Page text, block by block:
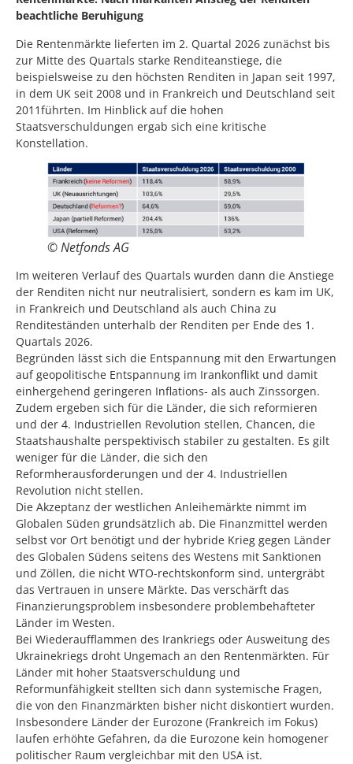
beachtliche Beruhigung
Die Rentenmärkte lieferten im 2. Quartal 2026 zunächst bis
zur Mitte des Quartals starke Renditeanstiege, die
beispielsweise zu den höchsten Renditen in Japan seit 1997,
in dem UK seit 2008 und in Frankreich und Deutschland seit
2011führten. Im Hinblick auf die hohen
Staatsverschuldungen ergab sich eine kritische
Konstellation.
© Netfonds AG
Im weiteren Verlauf des Quartals wurden dann die Anstiege
der Renditen nicht nur neutralisiert, sondern es kam im UK,
in Frankreich und Deutschland als auch China zu
Renditeständen unterhalb der Renditen per Ende des 1.
Quartals 2026.
Begründen lässt sich die Entspannung mit den Erwartungen
auf geopolitische Entspannung im Irankonflikt und damit
einhergehend geringeren Inflations- als auch Zinssorgen.
Zudem ergeben sich für die Länder, die sich reformieren
und der 4. Industriellen Revolution stellen, Chancen, die
Staatshaushalte perspektivisch stabiler zu gestalten. Es gilt
weniger für die Länder, die sich den
Reformherausforderungen und der 4. Industriellen
Revolution nicht stellen.
Die Akzeptanz der westlichen Anleihemärkte nimmt im
Globalen Süden grundsätzlich ab. Die Finanzmittel werden
selbst vor Ort benötigt und der hybride Krieg gegen Länder
des Globalen Südens seitens des Westens mit Sanktionen
und Zöllen, die nicht WTO-rechtskonform sind, untergräbt
das Vertrauen in unsere Märkte. Das verschärft das
Finanzierungsproblem insbesondere problembehafteter
Länder im Westen.
Bei Wiederaufflammen des Irankriegs oder Ausweitung des
Ukrainekriegs droht Ungemach an den Rentenmärkten. Für
Länder mit hoher Staatsverschuldung und
Reformunfähigkeit stellten sich dann systemische Fragen,
die von den Finanzmärkten bisher nicht diskontiert wurden.
Insbesondere Länder der Eurozone (Frankreich im Fokus)
laufen erhöhte Gefahren, da die Eurozone kein homogener
politischer Raum vergleichbar mit den USA ist.